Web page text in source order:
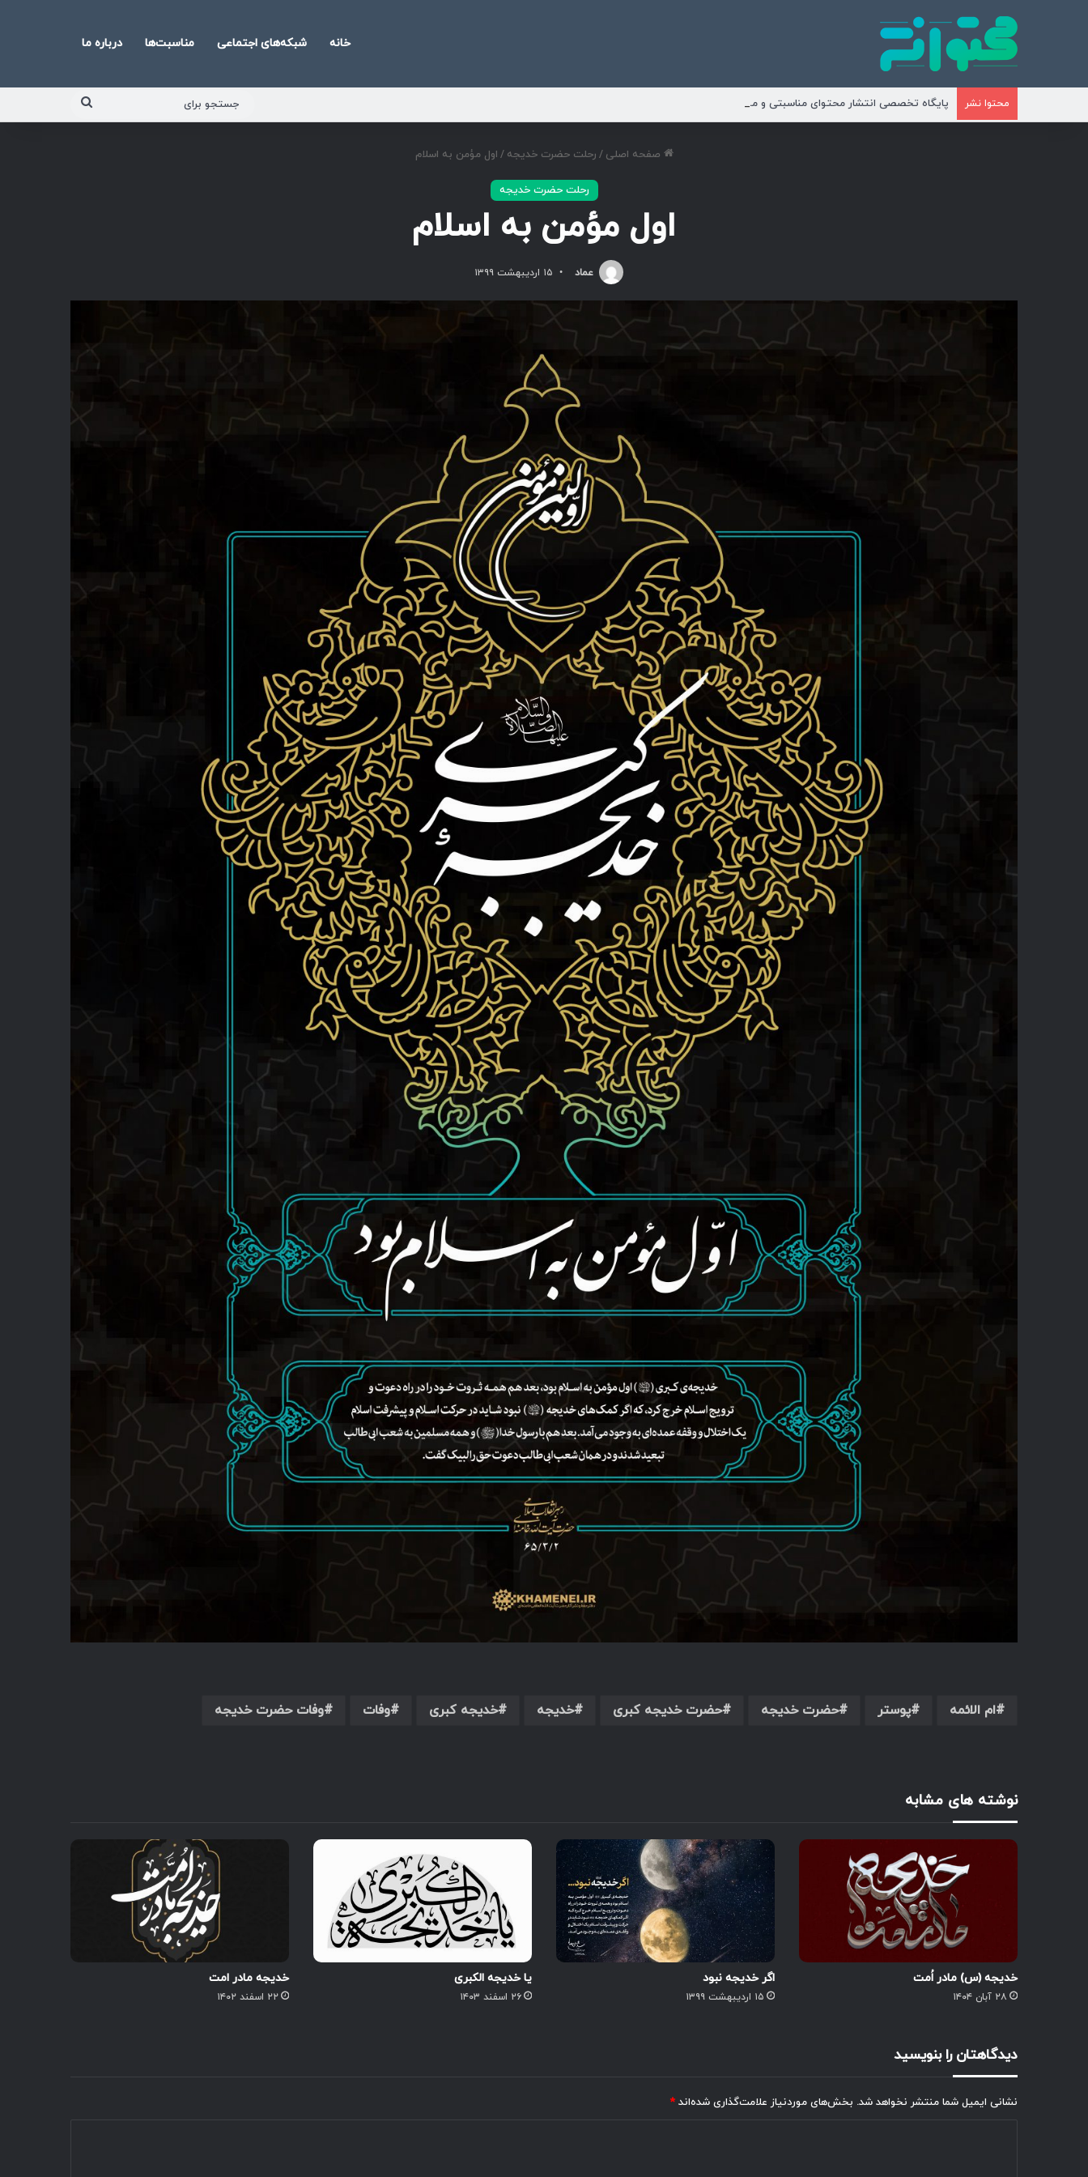
خانه شبکه‌های اجتماعی مناسبت‌ها درباره ما
محتوا نشر پایگاه تخصصی انتشار محتوای مناسبتی و موضوعی
صفحه اصلی / رحلت حضرت خدیجه / اول مؤمن به اسلام
رحلت حضرت خدیجه
اول مؤمن به اسلام
عماد ۱۵ اردیبهشت ۱۳۹۹
ام الائمه پوستر حضرت خدیجه حضرت خدیجه کبری خدیجه خدیجه کبری وفات وفات حضرت خدیجه
نوشته های مشابه
خدیجه (س) مادر اُمت
۲۸ آبان ۱۴۰۴
اگر خدیجه نبود
۱۵ اردیبهشت ۱۳۹۹
یا خدیجه الکبری
۲۶ اسفند ۱۴۰۳
خدیجه مادر امت
۲۲ اسفند ۱۴۰۲
دیدگاهتان را بنویسید
نشانی ایمیل شما منتشر نخواهد شد. بخش‌های موردنیاز علامت‌گذاری شده‌اند *